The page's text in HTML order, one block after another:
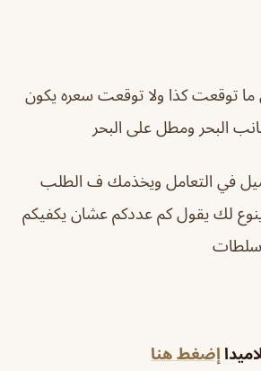
توقعت كذا ولا توقعت سعره يكون
البحر ومطل على البحر
في التعامل ويخذمك ف الطلب
لك يقول كم عددكم عشان يكفيكم
إضغط هنا